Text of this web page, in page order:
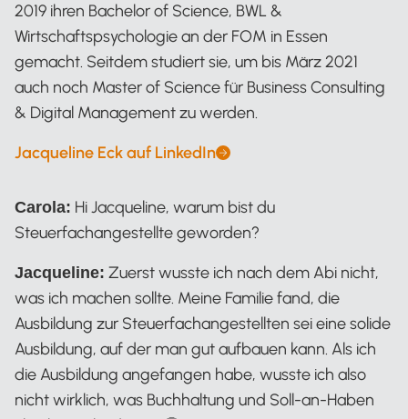
Jacqueline Eck
2019 ihren Bachelor of Science, BWL &
Wirtschaftspsychologie an der FOM in Essen
gemacht. Seitdem studiert sie, um bis März 2021
auch noch Master of Science für Business Consulting
& Digital Management zu werden.
Jacqueline Eck auf LinkedIn
Carola: Hi Jacqueline, warum bist du
Steuerfachangestellte geworden?
Jacqueline: Zuerst wusste ich nach dem Abi nicht,
was ich machen sollte. Meine Familie fand, die
Ausbildung zur Steuerfachangestellten sei eine solide
Ausbildung, auf der man gut aufbauen kann. Als ich
die Ausbildung angefangen habe, wusste ich also
nicht wirklich, was Buchhaltung und Soll-an-Haben